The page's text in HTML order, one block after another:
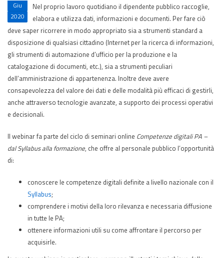
Giu
2020
Nel proprio lavoro quotidiano il dipendente pubblico raccoglie,
elabora e utilizza dati, informazioni e documenti. Per fare ciò
deve saper ricorrere in modo appropriato sia a strumenti standard a
disposizione di qualsiasi cittadino (Internet per la ricerca di informazioni,
gli strumenti di automazione d’ufficio per la produzione e la
catalogazione di documenti, etc.), sia a strumenti peculiari
dell’amministrazione di appartenenza. Inoltre deve avere
consapevolezza del valore dei dati e delle modalità più efficaci di gestirli,
anche attraverso tecnologie avanzate, a supporto dei processi operativi
e decisionali.
Il webinar fa parte del ciclo di seminari online Competenze digitali PA –
dal Syllabus alla formazione, che offre al personale pubblico l’opportunità
di:
conoscere le competenze digitali definite a livello nazionale con il
Syllabus;
comprendere i motivi della loro rilevanza e necessaria diffusione
in tutte le PA;
ottenere informazioni utili su come affrontare il percorso per
acquisirle.